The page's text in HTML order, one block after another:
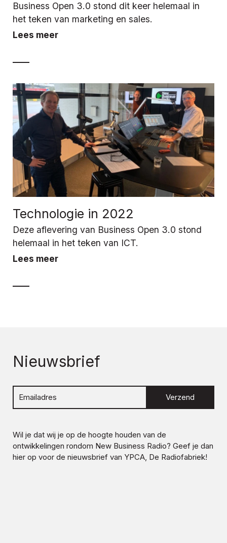
Business Open 3.0 stond dit keer helemaal in
het teken van marketing en sales.
Lees meer
Technologie in 2022
Deze aflevering van Business Open 3.0 stond
helemaal in het teken van ICT.
Lees meer
Nieuwsbrief
Verzend
Wil je dat wij je op de hoogte houden van de
ontwikkelingen rondom New Business Radio? Geef je dan
hier op voor de nieuwsbrief van YPCA, De Radiofabriek!